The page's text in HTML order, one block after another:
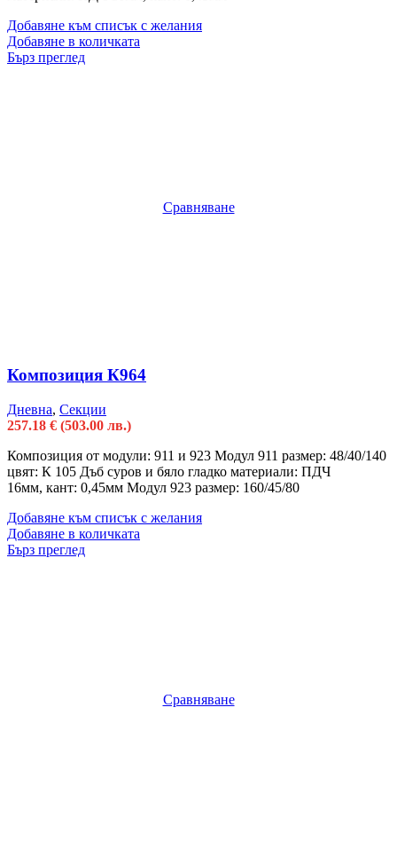
Добавяне към списък с желания
Добавяне в количката
Бърз преглед
Сравняване
Композиция К964
Дневна, Секции
257.18 € (503.00 лв.)
Композиция от модули: 911 и 923 Модул 911 размер: 48/40/140
цвят: К 105 Дъб суров и бяло гладко материали: ПДЧ
16мм, кант: 0,45мм Модул 923 размер: 160/45/80
Добавяне към списък с желания
Добавяне в количката
Бърз преглед
Сравняване